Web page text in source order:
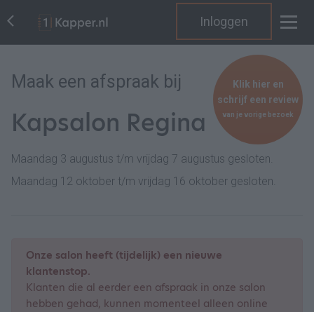
Inloggen
Maak een afspraak bij
Kapsalon Regina
Maandag 3 augustus t/m vrijdag 7 augustus gesloten.
Maandag 12 oktober t/m vrijdag 16 oktober gesloten.
Klik hier en
schrijf een review
van je vorige bezoek
Onze salon heeft (tijdelijk) een nieuwe
klantenstop.
Klanten die al eerder een afspraak in onze salon
hebben gehad, kunnen momenteel alleen online